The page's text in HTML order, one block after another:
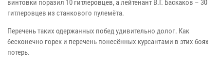
винтовки поразил 10 гитлеровцев, а лейтенант В.Г. Баскаков – 30
гитлеровцев из станкового пулемёта.
Перечень таких одержанных побед удивительно долог. Как
бесконечно горек и перечень понесённых курсантами в этих боях
потерь.